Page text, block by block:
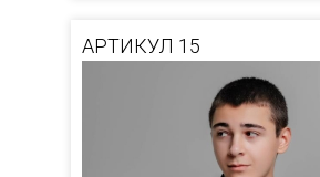
АРТИКУЛ 15